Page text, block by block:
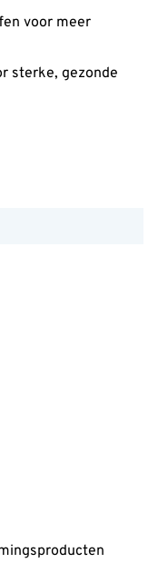
voor meer
sterke, gezonde